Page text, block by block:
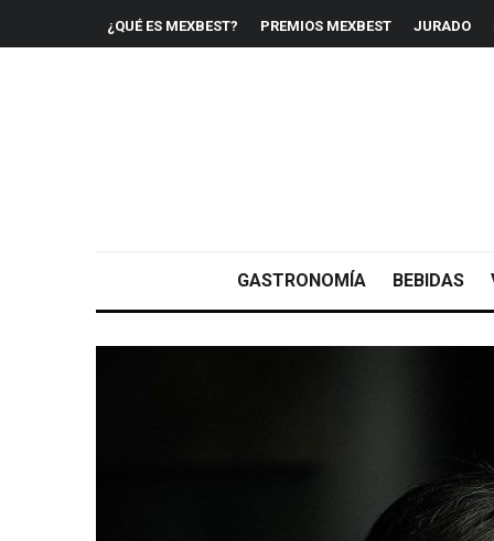
¿QUÉ ES MEXBEST? PREMIOS MEXBEST JURADO
GASTRONOMÍA BEBIDAS